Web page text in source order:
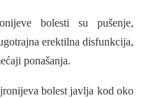
bolesti su pušenje,
erektilna disfunkcija,
ponašanja.
bolest javlja kod oko